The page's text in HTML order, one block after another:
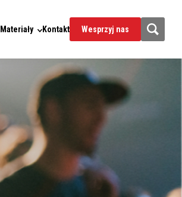
Materiały Kontakt Wesprzyj nas